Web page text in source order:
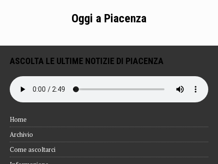
Oggi a Piacenza
ASCOLTA LE ULTIME NOTIZIE DI PIACENZA
Home
Archivio
Come ascoltarci